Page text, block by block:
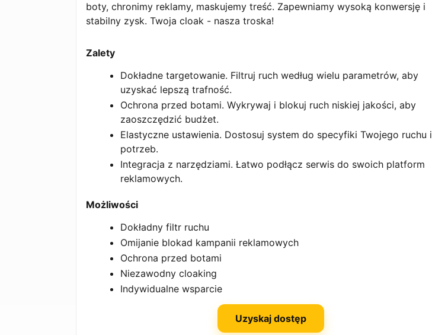
boty, chronimy reklamy, maskujemy treść. Zapewniamy wysoką konwersję i
stabilny zysk. Twoja cloak - nasza troska!
Zalety
Dokładne targetowanie. Filtruj ruch według wielu parametrów, aby
uzyskać lepszą trafność.
Ochrona przed botami. Wykrywaj i blokuj ruch niskiej jakości, aby
zaoszczędzić budżet.
Elastyczne ustawienia. Dostosuj system do specyfiki Twojego ruchu i
potrzeb.
Integracja z narzędziami. Łatwo podłącz serwis do swoich platform
reklamowych.
Możliwości
Dokładny filtr ruchu
Omijanie blokad kampanii reklamowych
Ochrona przed botami
Niezawodny cloaking
Indywidualne wsparcie
Uzyskaj dostęp